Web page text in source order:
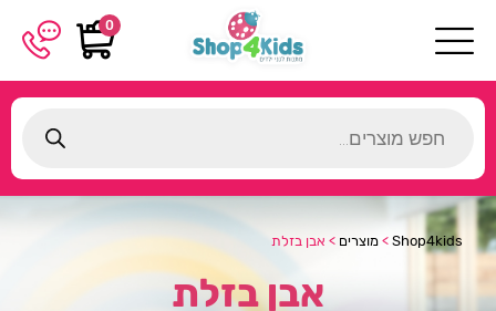
0
search
Shop4kids
> מוצרים > אבן בזלת
אבן בזלת